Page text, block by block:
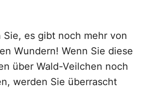
es gibt noch mehr von
Wundern! Wenn Sie diese
über Wald-Veilchen noch
werden Sie überrascht